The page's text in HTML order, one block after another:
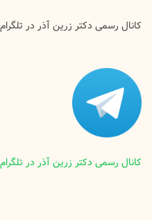
کانال رسمی دکتر زرین آذر در
کانال رسمی دکتر زرین آذر در تلگرام